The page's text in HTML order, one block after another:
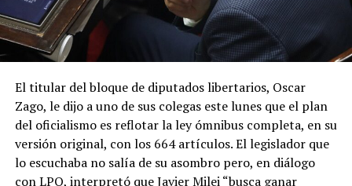
El titular del bloque de diputados libertarios, Oscar
Zago, le dijo a uno de sus colegas este lunes que el plan
del oficialismo es reflotar la ley ómnibus completa, en su
versión original, con los 664 artículos. El legislador que
lo escuchaba no salía de su asombro pero, en diálogo
con LPO, interpretó que Javier Milei “busca ganar